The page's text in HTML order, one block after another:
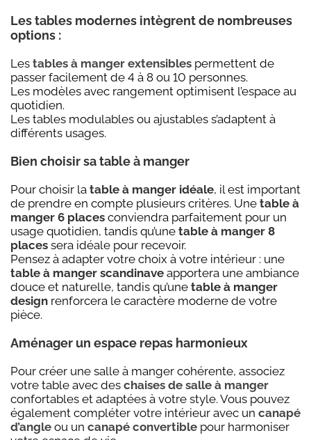
Les tables modernes intègrent de nombreuses
options :
Les tables à manger extensibles permettent de
passer facilement de 4 à 8 ou 10 personnes.
Les modèles avec rangement optimisent l’espace au
quotidien.
Les tables modulables ou ajustables s’adaptent à
différents usages.
Bien choisir sa table à manger
Pour choisir la table à manger idéale, il est important
de prendre en compte plusieurs critères. Une table à
manger 6 places conviendra parfaitement pour un
usage quotidien, tandis qu’une table à manger 8
places sera idéale pour recevoir.
Pensez à adapter votre choix à votre intérieur : une
table à manger scandinave apportera une ambiance
douce et naturelle, tandis qu’une table à manger
design renforcera le caractère moderne de votre
pièce.
Aménager un espace repas harmonieux
Pour créer une salle à manger cohérente, associez
votre table avec des chaises de salle à manger
confortables et adaptées à votre style. Vous pouvez
également compléter votre intérieur avec un canapé
d’angle ou un canapé convertible pour harmoniser